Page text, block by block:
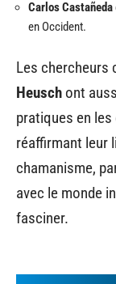
Carlos Castañeda
en Occident.
Les chercheurs
Heusch ont
pratiques en
réaffirmant leur
chamanisme,
avec le monde
fasciner.